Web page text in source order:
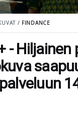
/ FINDANCE
- Hiljainen